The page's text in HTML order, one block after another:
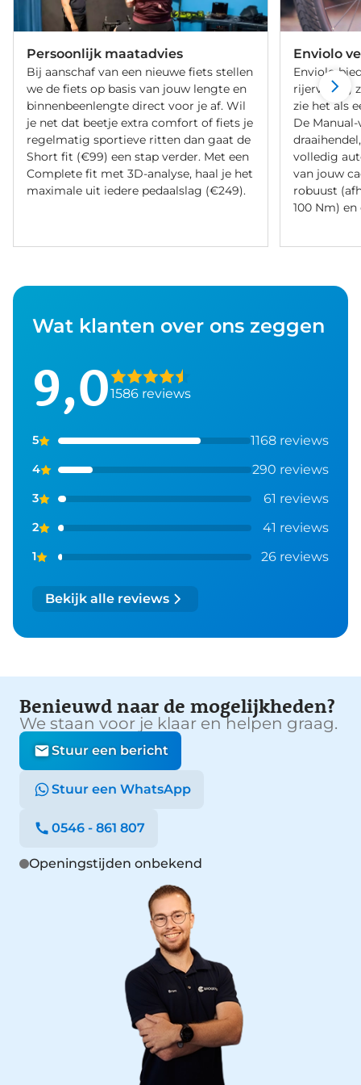
Persoonlijk maatadvies
Bij aanschaf van een nieuwe fiets stellen
we de fiets op basis van jouw lengte en
binnenbeenlengte direct voor je af. Wil
je net dat beetje extra comfort of fiets je
regelmatig sportieve ritten dan gaat de
Short fit (€99) een stap verder. Met een
Complete fit met 3D-analyse, haal je het
maximale uit iedere pedaalslag (€249).
Enviolo
Enviolo
rijervaring
zie het als
De
volledig
van jouw
robuust
100 Nm)
Wat klanten over ons zeggen
9,01586 reviews
5 1168 reviews
4 290 reviews
3 61 reviews
2 41 reviews
1 26 reviews
Bekijk alle reviews
Benieuwd naar de mogelijkheden?
We staan voor je klaar en helpen graag.
Stuur een bericht
Stuur een WhatsApp
0546 - 861 807
Openingstijden onbekend